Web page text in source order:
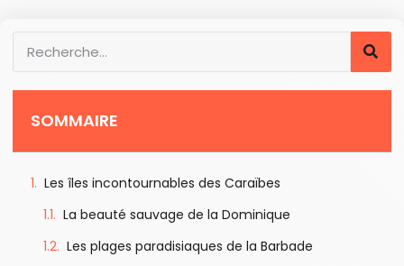
SOMMAIRE
Les îles incontournables des Caraïbes
La beauté sauvage de la Dominique
Les plages paradisiaques de la Barbade